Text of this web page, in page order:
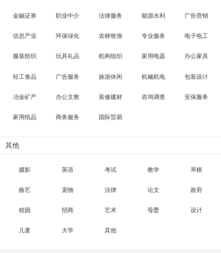
金融证券 职业中介 法律服务 能源水利 广告营销
信息产业 环保绿化 农林牧渔 专业服务 电子电工
服装纺织 玩具礼品 机构组织 家用电器 办公家具
轻工食品 广告服务 旅游休闲 机械机电 包装设计
冶金矿产 办公文教 装修建材 咨询调查 安保服务
家用纸品 商务服务 国际贸易
其他
摄影 英语 考试 教学 琴棋
曲艺 宠物 法律 论文 政府
校园 招商 艺术 母婴 设计
儿童 大学 其他